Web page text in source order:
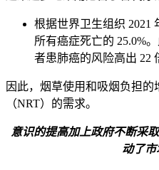
根据世界卫生组织 2021
所有癌症死亡的 25.0%
者患肺癌的风险高出 22
因此，烟草使用和吸烟负担
（NRT）的需求。
意识的提高加上政府不断采
动了